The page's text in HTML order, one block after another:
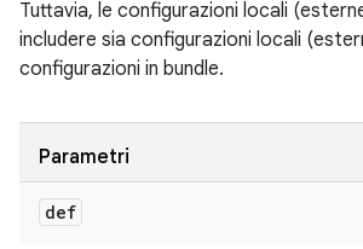
Tuttavia, le configurazioni locali
includere sia configurazioni locali
configurazioni in bundle.
Parametri
def